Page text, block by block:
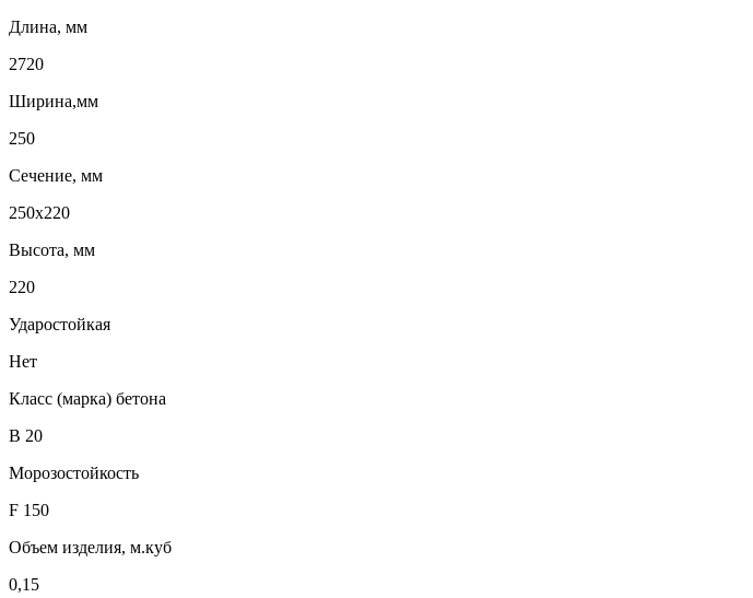
Длина, мм
2720
Ширина,мм
250
Сечение, мм
250х220
Высота, мм
220
Ударостойкая
Нет
Класс (марка) бетона
В 20
Морозостойкость
F 150
Объем изделия, м.куб
0,15